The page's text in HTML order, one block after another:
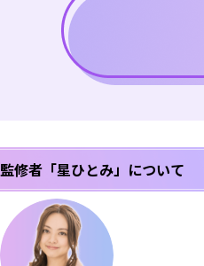
監修者「星ひとみ」について